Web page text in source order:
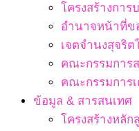
โครงสร้างการ
อำนาจหน้าที่ข
เจตจํานงสุจริ
คณะกรรมการ
คณะกรรมการ
ข้อมูล & สารสนเทศ
โครงสร้างหลัก